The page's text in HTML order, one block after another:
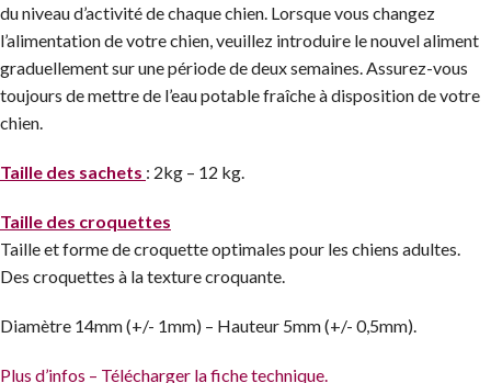
du niveau d’activité de chaque chien. Lorsque vous changez
l’alimentation de votre chien, veuillez introduire le nouvel aliment
graduellement sur une période de deux semaines. Assurez-vous
toujours de mettre de l’eau potable fraîche à disposition de votre
chien.
Taille des sachets : 2kg – 12 kg.
Taille des croquettes
Taille et forme de croquette optimales pour les chiens adultes.
Des croquettes à la texture croquante.
Diamètre 14mm (+/- 1mm) – Hauteur 5mm (+/- 0,5mm).
Plus d’infos – Télécharger la fiche technique.